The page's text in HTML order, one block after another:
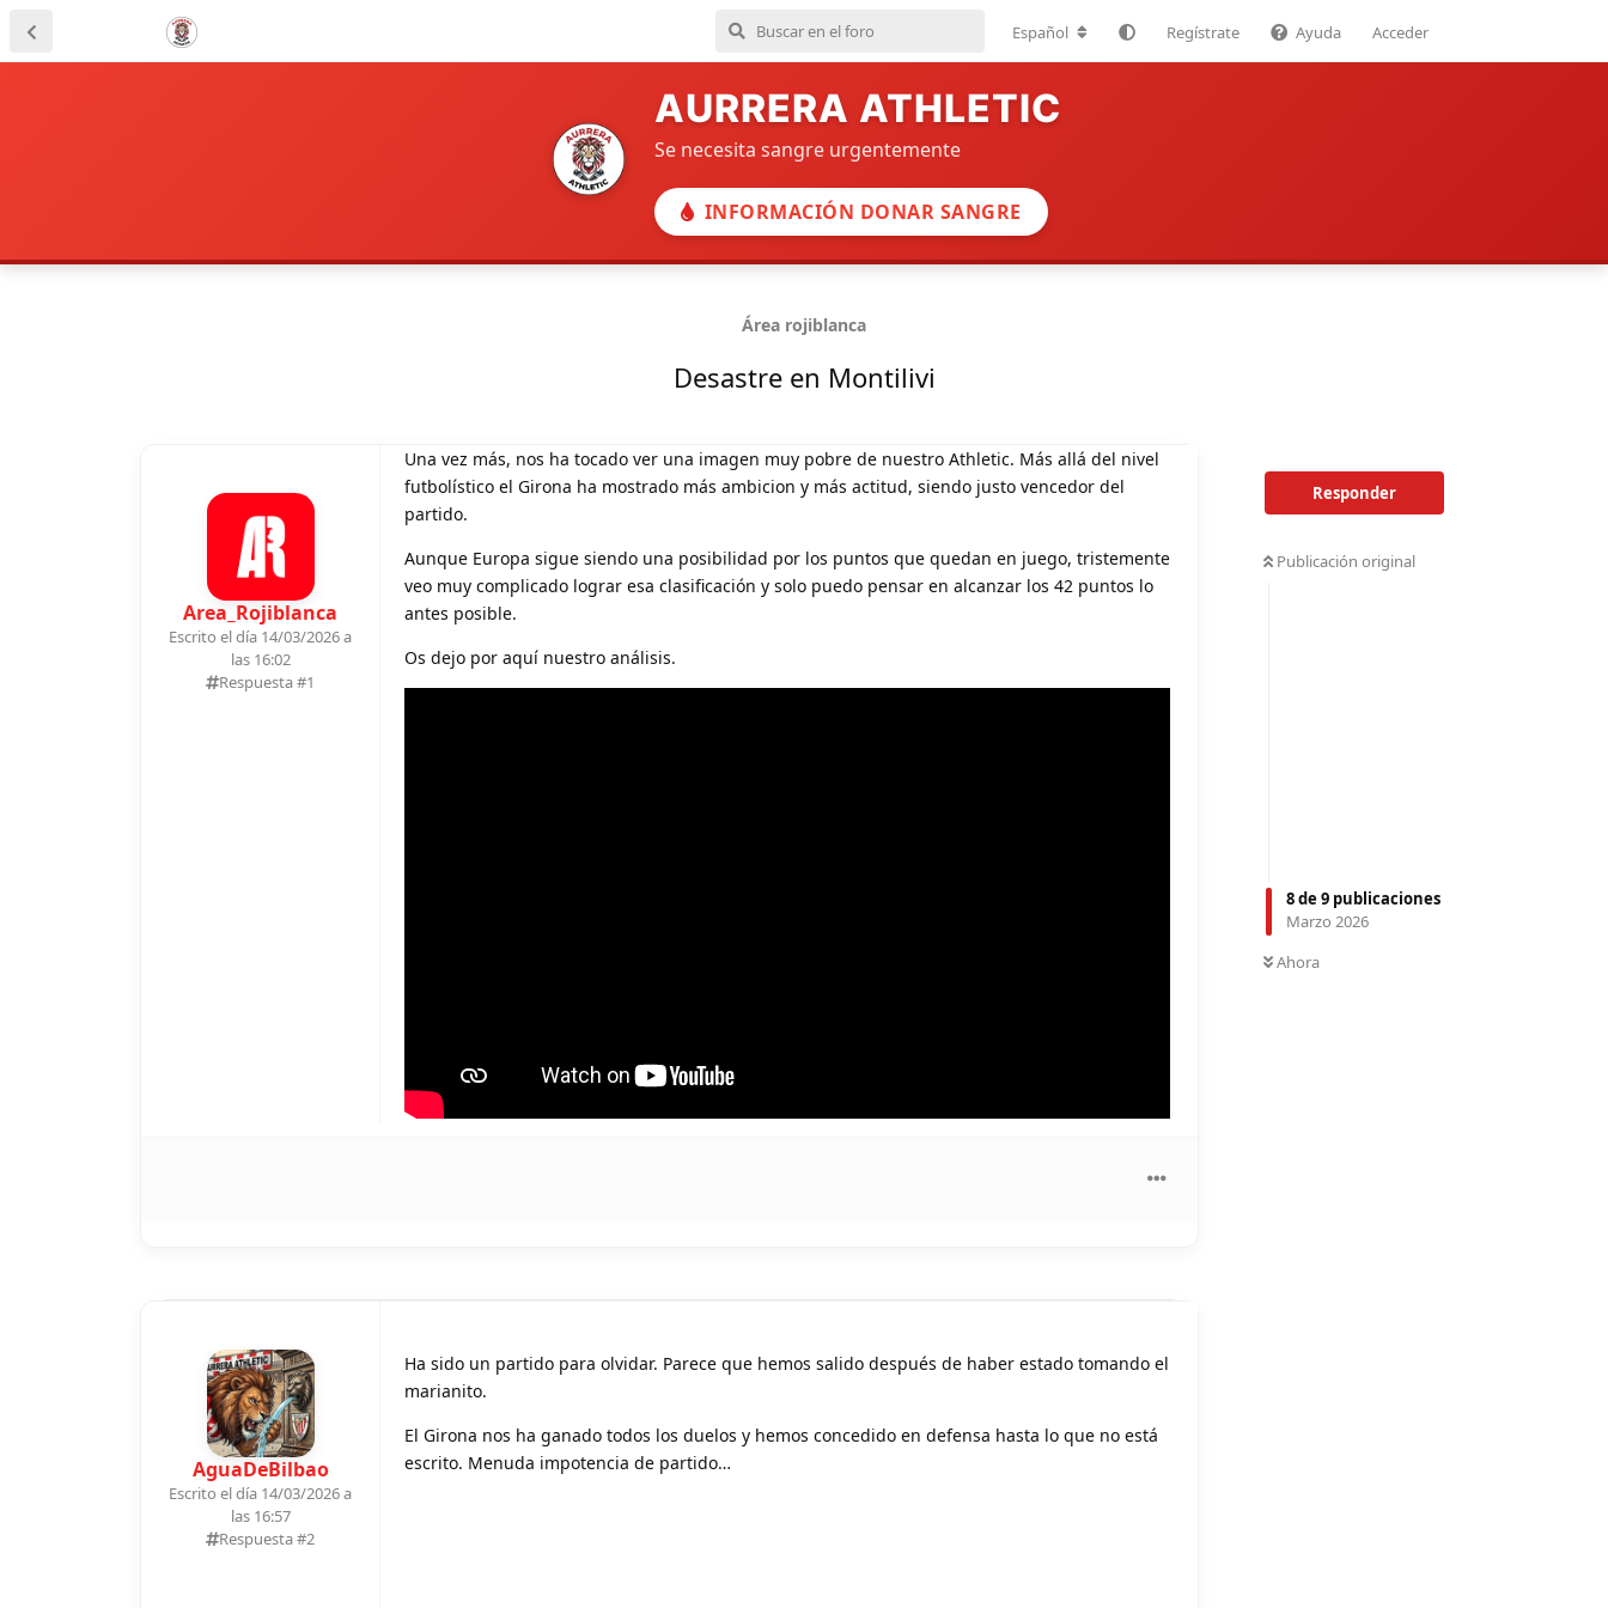
Español Regístrate Ayuda Acceder
AURRERA ATHLETIC
Se necesita sangre urgentemente
INFORMACIÓN DONAR SANGRE
Área rojiblanca
Desastre en Montilivi
Responder
Publicación original
8de 9 publicaciones
Marzo 2026
Ahora
Area_Rojiblanca
Escrito el día 14/03/2026 a
las 16:02
Respuesta #1
Una vez más, nos ha tocado ver una imagen muy pobre de nuestro Athletic. Más allá del nivel
futbolístico el Girona ha mostrado más ambicion y más actitud, siendo justo vencedor del
partido.
Aunque Europa sigue siendo una posibilidad por los puntos que quedan en juego, tristemente
veo muy complicado lograr esa clasificación y solo puedo pensar en alcanzar los 42 puntos lo
antes posible.
Os dejo por aquí nuestro análisis.
AguaDeBilbao
Escrito el día 14/03/2026 a
las 16:57
Respuesta #2
Ha sido un partido para olvidar. Parece que hemos salido después de haber estado tomando el
marianito.
El Girona nos ha ganado todos los duelos y hemos concedido en defensa hasta lo que no está
escrito. Menuda impotencia de partido…